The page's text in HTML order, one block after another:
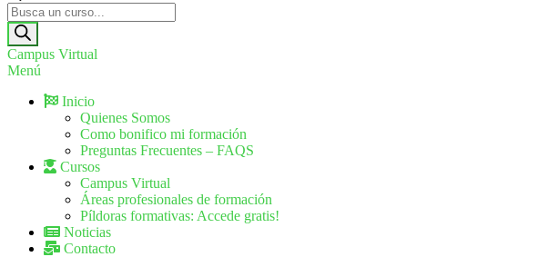
Formacion Evolution
Cursos de formación continua
Campus Virtual
Menú
Inicio
Quienes Somos
Como bonifico mi formación
Preguntas Frecuentes – FAQS
Cursos
Campus Virtual
Áreas profesionales de formación
Píldoras formativas: Accede gratis!
Noticias
Contacto